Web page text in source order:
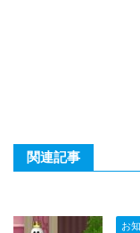
関連記事
お